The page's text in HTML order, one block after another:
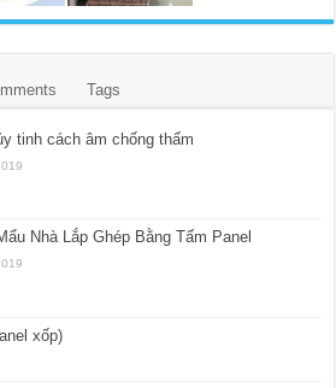
Tags
tinh cách âm chống thấm
Nhà Lắp Ghép Bằng Tấm Panel
xốp)